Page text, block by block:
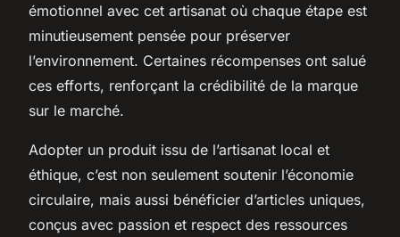
émotionnel avec cet artisanat où chaque étape est
minutieusement pensée pour préserver
l’environnement. Certaines récompenses ont salué
ces efforts, renforçant la crédibilité de la marque
sur le marché.
Adopter un produit issu de l’artisanat local et
éthique, c’est non seulement soutenir l’économie
circulaire, mais aussi bénéficier d’articles uniques,
conçus avec passion et respect des ressources